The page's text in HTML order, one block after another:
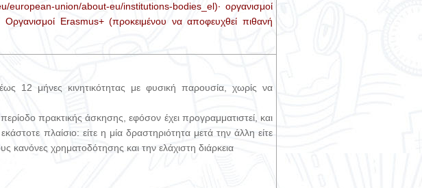
european-union/about-eu/institutions-bodies_el)· οργανισμοί
Erasmus+ (προκειμένου να αποφευχθεί πιθανή
12 μήνες κινητικότητας με φυσική παρουσία, χωρίς να
πρακτικής άσκησης, εφόσον έχει προγραμματιστεί, και
πλαίσιο: είτε η μία δραστηριότητα μετά την άλλη είτε
κανόνες χρηματοδότησης και την ελάχιστη διάρκεια